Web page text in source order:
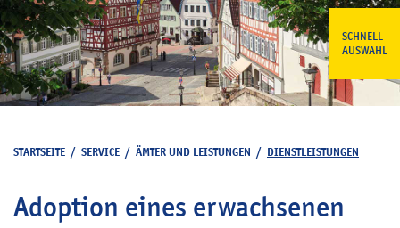
SCHNELL-
AUSWAHL
STARTSEITE / SERVICE / ÄMTER UND LEISTUNGEN / DIENSTLEISTUNGEN
Adoption eines erwachsenen